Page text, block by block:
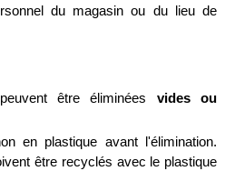
du magasin ou du lieu de
être éliminées vides ou
en plastique avant l'élimination.
être recyclés avec le plastique